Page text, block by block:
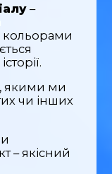
–
кольорами
якими ми
чи інших
– якісний